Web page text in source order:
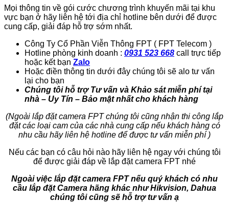
Mọi thông tin về gói cước chương trình khuyến mãi tại khu
vực bạn ở hãy liên hệ tới địa chỉ hotline bên dưới để được
cung cấp, giải đáp hỗ trợ sớm nhất.
Công Ty Cổ Phần Viễn Thông FPT ( FPT Telecom )
Hotline phòng kinh doanh : 0931 523 668 call trực tiếp
hoặc kết bạn Zalo
Hoặc điền thông tin dưới đây chúng tôi sẽ alo tư vấn
lại cho bạn
Chúng tôi hỗ trợ Tư vấn và Khảo sát miễn phí tại
nhà – Uy Tín – Bảo mật nhất cho khách hàng
(Ngoài lắp đặt camera FPT chúng tôi cũng nhận thi công lắp
đặt các loại cam của các nhà cung cấp nếu khách hàng có
nhu cầu hãy liên hệ hotline để được tư vấn miễn phí )
Nếu các bạn có câu hỏi nào hãy liên hệ ngay với chúng tôi
để được giải đáp về lắp đặt camera FPT nhé
Ngoài việc lắp đặt camera FPT nếu quý khách có nhu
cầu lắp đặt Camera hãng khác như Hikvision, Dahua
chúng tôi cũng sẽ hỗ trợ tư vấn ạ